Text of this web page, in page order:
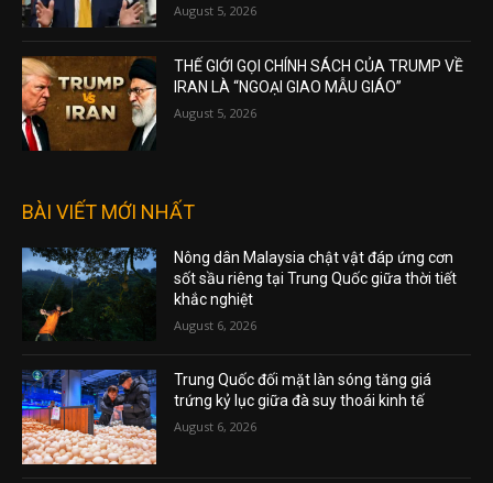
August 5, 2026
THẾ GIỚI GỌI CHÍNH SÁCH CỦA TRUMP VỀ
IRAN LÀ “NGOẠI GIAO MẪU GIÁO”
August 5, 2026
BÀI VIẾT MỚI NHẤT
Nông dân Malaysia chật vật đáp ứng cơn
sốt sầu riêng tại Trung Quốc giữa thời tiết
khắc nghiệt
August 6, 2026
Trung Quốc đối mặt làn sóng tăng giá
trứng kỷ lục giữa đà suy thoái kinh tế
August 6, 2026